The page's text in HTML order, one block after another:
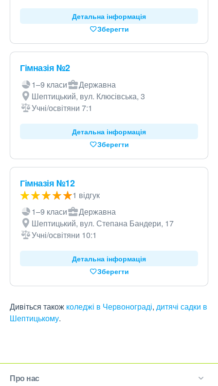
Детальна інформація
Зберегти
Гімназія №2
1–9 класи
Державна
Шептицький, вул. Клюсівська, 3
Учні/освітяни 7:1
Детальна інформація
Зберегти
Гімназія №12
1 відгук
1–9 класи
Державна
Шептицький, вул. Степана Бандери, 17
Учні/освітяни 10:1
Детальна інформація
Зберегти
Дивіться також коледжі в Червонограді, дитячі садки в
Шептицькому.
Про нас